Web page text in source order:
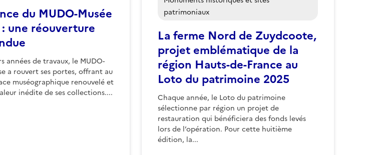
du MUDO-Musée
: une réouverture
années de travaux, le MUDO-
a rouvert ses portes, offrant au
muséographique renouvelé et
inédite de ses collections....
La ferme Nord de Zuydcoote,
projet emblématique de la
région Hauts-de-France au
Loto du patrimoine 2025
Chaque année, le Loto du patrimoine
sélectionne par région un projet de
restauration qui bénéficiera des fonds levés
lors de l’opération. Pour cette huitième
édition, la...
patrimoniaux